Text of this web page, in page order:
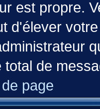
est propre.
d'élever
total de
page